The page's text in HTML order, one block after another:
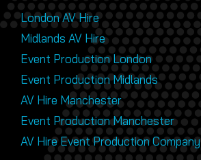
London AV Hire
Midlands AV Hire
Event Production London
Event Production Midlands
AV Hire Manchester
Event Production Manchester
AV Hire Event Production Company